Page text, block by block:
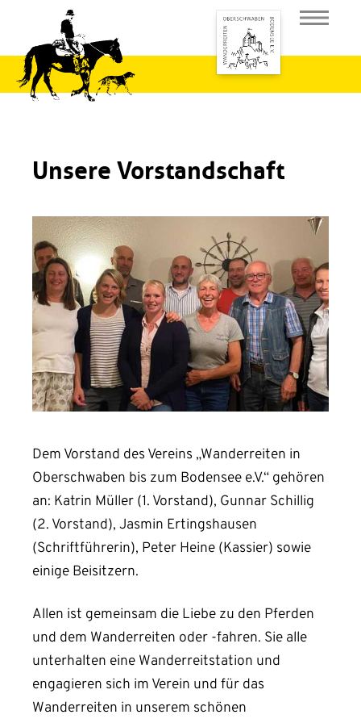
Unsere Vorstandschaft
Dem Vorstand des Vereins „Wanderreiten in
Oberschwaben bis zum Bodensee e.V.“ gehören
an: Katrin Müller (1. Vorstand), Gunnar Schillig
(2. Vorstand), Jasmin Ertingshausen
(Schriftführerin), Peter Heine (Kassier) sowie
einige Beisitzern.
Allen ist gemeinsam die Liebe zu den Pferden
und dem Wanderreiten oder -fahren. Sie alle
unterhalten eine Wanderreitstation und
engagieren sich im Verein und für das
Wanderreiten in unserem schönen